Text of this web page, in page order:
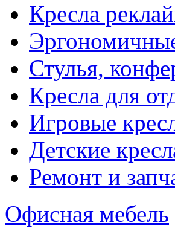
Кресла
Стулья,
Кресла для
Игровые
Детские
Ремонт и
Офисная мебель